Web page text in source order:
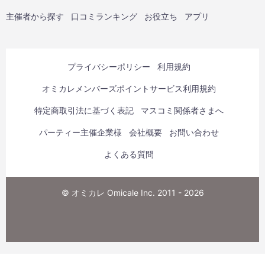
主催者から探す 口コミランキング お役立ち アプリ
プライバシーポリシー 利用規約
オミカレメンバーズポイントサービス利用規約
特定商取引法に基づく表記 マスコミ関係者さまへ
パーティー主催企業様 会社概要 お問い合わせ
よくある質問
© オミカレ Omicale Inc. 2011 - 2026